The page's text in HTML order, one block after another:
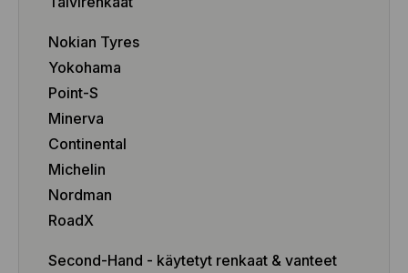
Nokian Tyres
Yokohama
Point-S
Minerva
Continental
Michelin
Nordman
RoadX
Second-Hand - käytetyt renkaat & vanteet